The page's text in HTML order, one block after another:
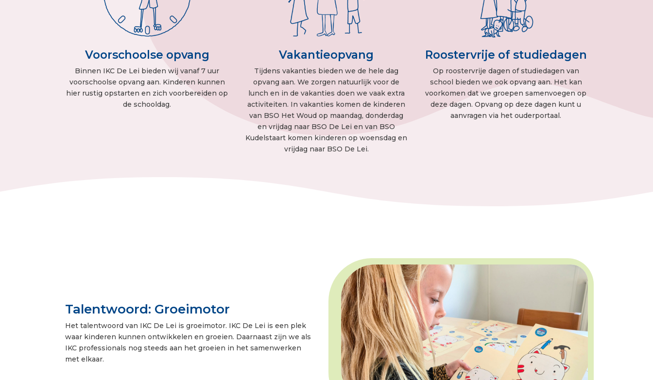
Voorschoolse opvang
Binnen IKC De Lei bieden wij vanaf 7 uur
voorschoolse opvang aan. Kinderen kunnen
hier rustig opstarten en zich voorbereiden op
de schooldag.
Vakantieopvang
Tijdens vakanties bieden we de hele dag
opvang aan. We zorgen natuurlijk voor de
lunch en in de vakanties doen we vaak extra
activiteiten. In vakanties komen de kinderen
van BSO Het Woud op maandag, donderdag
en vrijdag naar BSO De Lei en van BSO
Kudelstaart komen kinderen op woensdag en
vrijdag naar BSO De Lei.
Roostervrije of studiedagen
Op roostervrije dagen of studiedagen van
school bieden we ook opvang aan. Het kan
voorkomen dat we groepen samenvoegen op
deze dagen. Opvang op deze dagen kunt u
aanvragen via het ouderportaal.
Talentwoord: Groeimotor
Het talentwoord van IKC De Lei is groeimotor. IKC De Lei is een plek
waar kinderen kunnen ontwikkelen en groeien. Daarnaast zijn we als
IKC professionals nog steeds aan het groeien in het samenwerken
met elkaar.